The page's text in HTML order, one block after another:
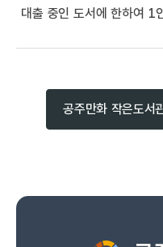
대출 중인 도서에 한하여 1
공주만화 작은도서